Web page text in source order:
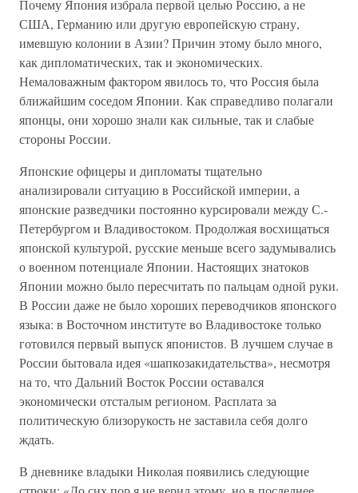
Почему Япония избрала первой целью Россию, а не
США, Германию или другую европейскую страну,
имевшую колонии в Азии? Причин этому было много,
как дипломатических, так и экономических.
Немаловажным фактором явилось то, что Россия была
ближайшим соседом Японии. Как справедливо полагали
японцы, они хорошо знали как сильные, так и слабые
стороны России.
Японские офицеры и дипломаты тщательно
анализировали ситуацию в Российской империи, а
японские разведчики постоянно курсировали между С.-
Петербургом и Владивостоком. Продолжая восхищаться
японской культурой, русские меньше всего задумывались
о военном потенциале Японии. Настоящих знатоков
Японии можно было пересчитать по пальцам одной руки.
В России даже не было хороших переводчиков японского
языка: в Восточном институте во Владивостоке только
готовился первый выпуск японистов. В лучшем случае в
России бытовала идея «шапкозакидательства», несмотря
на то, что Дальний Восток России оставался
экономически отсталым регионом. Расплата за
политическую близорукость не заставила себя долго
ждать.
В дневнике владыки Николая появились следующие